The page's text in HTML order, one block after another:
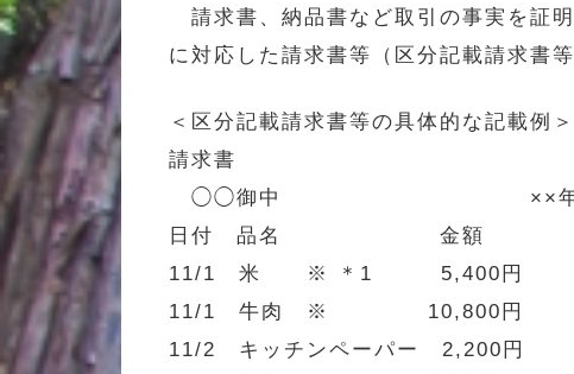
請求書、納品書など取引の事実を証
に対応した請求書等（区分記載請求書
＜区分記載請求書等の具体的な記載例＞
請求書
◯◯御中 ××年11月
日付 品名 金額
11/1 米 ※ ＊1 5,400円
11/1 牛肉 ※ 10,800円
11/2 キッチンペーパー 2,200円